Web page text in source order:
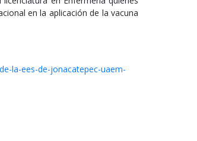
en la aplicación de la vacuna
la-ees-de-jonacatepec-uaem-